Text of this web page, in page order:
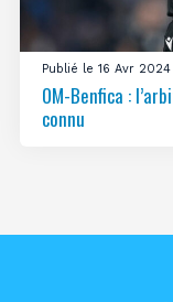
Publié le 16 Avr 2024
OM-Benfica :
connu